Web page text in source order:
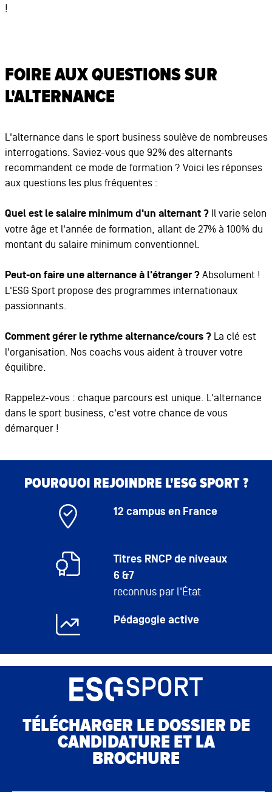
!
FOIRE AUX QUESTIONS SUR
L'ALTERNANCE
L'alternance dans le sport business soulève de nombreuses
interrogations. Saviez-vous que 92% des alternants
recommandent ce mode de formation ? Voici les réponses
aux questions les plus fréquentes :
Quel est le salaire minimum d'un alternant ?Il varie selon
votre âge et l'année de formation, allant de 27% à 100% du
montant du salaire minimum conventionnel.
Peut-on faire une alternance à l'étranger ?Absolument !
L'ESG Sport propose des programmes internationaux
passionnants.
Comment gérer le rythme alternance/cours ?La clé est
l'organisation. Nos coachs vous aident à trouver votre
équilibre.
Rappelez-vous : chaque parcours est unique. L'alternance
dans le sport business, c'est votre chance de vous
démarquer !
POURQUOI REJOINDRE L'ESG SPORT ?
12 campus en France
Titres RNCP de niveaux
6 &7
reconnus par l'État
Pédagogie active
TÉLÉCHARGER LE DOSSIER DE
CANDIDATURE ET LA
BROCHURE